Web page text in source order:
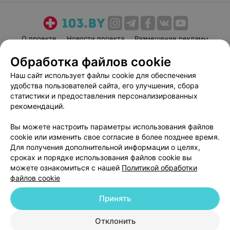
О проекте Новости проекта
Размещение рекламы
Пользовательское соглашение
Способы оплаты
Вакансии
Партнеры
Написать руководителю 103.by
Персональные настройки cookie
Обработка персональных данных
© 2026 ООО «Артокс Лаб», УНП 191700409| 220012, Республика Беларусь,
г. Минск, улица Толбухина, 2, пом. 16 | help@103.by
Обработка файлов cookie
Наш сайт использует файлы cookie для обеспечения
удобства пользователей сайта, его улучшения, сбора
статистики и предоставления персонализированных
рекомендаций.
Вы можете настроить параметры использования файлов
cookie или изменить свое согласие в более позднее время.
Для получения дополнительной информации о целях,
сроках и порядке использования файлов cookie вы
можете ознакомиться с нашей Политикой обработки
файлов cookie
Отклонить
Принять